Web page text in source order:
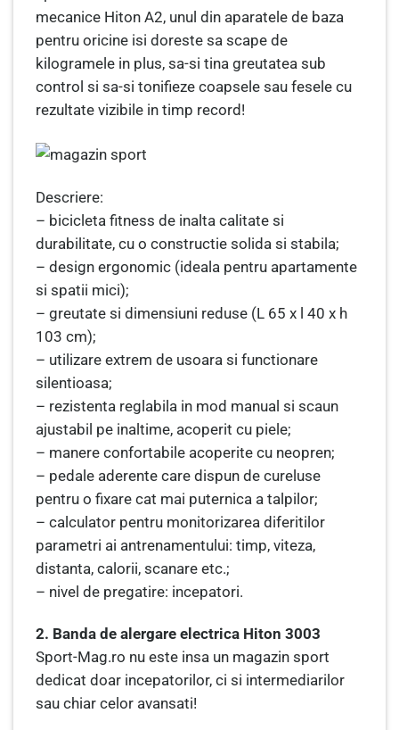
mecanice Hiton A2, unul din aparatele de baza
pentru oricine isi doreste sa scape de
kilogramele in plus, sa-si tina greutatea sub
control si sa-si tonifieze coapsele sau fesele cu
rezultate vizibile in timp record!
Descriere:
– bicicleta fitness de inalta calitate si
durabilitate, cu o constructie solida si stabila;
– design ergonomic (ideala pentru apartamente
si spatii mici);
– greutate si dimensiuni reduse (L 65 x l 40 x h
103 cm);
– utilizare extrem de usoara si functionare
silentioasa;
– rezistenta reglabila in mod manual si scaun
ajustabil pe inaltime, acoperit cu piele;
– manere confortabile acoperite cu neopren;
– pedale aderente care dispun de cureluse
pentru o fixare cat mai puternica a talpilor;
– calculator pentru monitorizarea diferitilor
parametri ai antrenamentului: timp, viteza,
distanta, calorii, scanare etc.;
– nivel de pregatire: incepatori.
2. Banda de alergare electrica Hiton 3003
Sport-Mag.ro nu este insa un magazin sport
dedicat doar incepatorilor, ci si intermediarilor
sau chiar celor avansati!